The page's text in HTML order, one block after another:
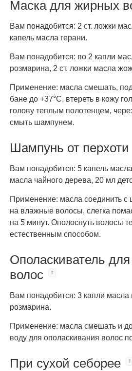
Маска для жирных
Вам понадобится: 2 ст. ложки
капель масла герани.
Вам понадобится: по 2 капли
розмарина, 2 ст. ложки масла
Применение: масла смешать,
бане до +37°C, втереть в кожу
голову теплым полотенцем,
смыть шампунем.
Шампунь от перхоти
Вам понадобится: 5 капель
масла чайного дерева, 20 мл
Применение: масла соединить с
на влажные волосы, слегка
на 5 минут. Ополоснуть волосы
естественным способом.
Ополаскиватель
волос
Вам понадобится: 3 капли масла
розмарина.
Применение: масла смешать и
воду для ополаскивания волос
При сухой себорее